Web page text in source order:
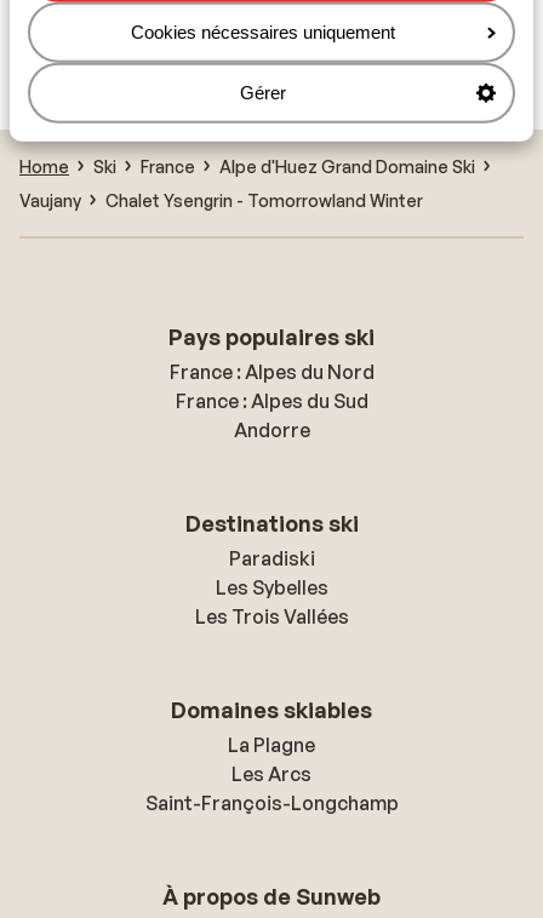
Cookies nécessaires uniquement
Gérer
Résidence P&V Les Bergers - Tarif avantageux
Résidence Pierre et Vacances L'Ours Blanc
Home Ski France
Alpe d'Huez Grand Domaine Ski
Vaujany
Chalet Ysengrin - Tomorrowland Winter
Pays populaires ski
France : Alpes du Nord
France : Alpes du Sud
Andorre
Destinations ski
Paradiski
Les Sybelles
Les Trois Vallées
Domaines skiables
La Plagne
Les Arcs
Saint-François-Longchamp
À propos de Sunweb